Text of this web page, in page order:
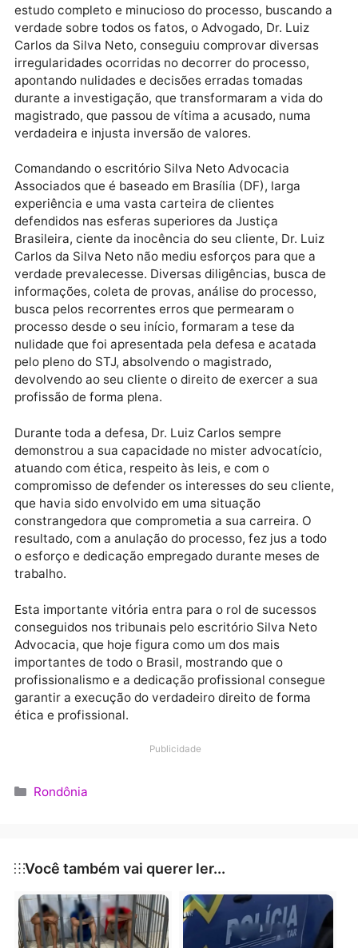
desfavor, bem como, a decisão que determinou seu
afastamento do cargo de magistrado.
Publicidade
Com uma atuação brilhante e decisiva, baseada no
estudo completo e minucioso do processo,
verdade sobre todos os fatos, o Advogado, Dr. Luiz
Carlos da Silva Neto, conseguiu comprovar diversas
irregularidades ocorridas no decorrer do processo,
apontando nulidades e decisões erradas tomadas
durante a investigação, que transformaram a vida do
magistrado, que passou de vítima a acusado, numa
verdadeira e injusta inversão de valores.
Comandando o escritório Silva Neto Advocacia
Associados que é baseado em Brasília (DF), larga
experiência e uma vasta carteira de clientes
defendidos nas esferas superiores da Justiça
Brasileira, ciente da inocência do seu cliente, Dr.
verdade prevalecesse. Diversas diligências, busca
informações, coleta de provas, análise do processo,
busca pelos recorrentes erros que permearam o
processo desde o seu início, formaram a tese da
nulidade que foi apresentada pela defesa e acatada
pelo pleno do STJ, absolvendo o magistrado,
devolvendo ao seu cliente o direito de exercer a sua
profissão de forma plena.
Durante toda a defesa, Dr. Luiz Carlos sempre
demonstrou a sua capacidade no mister advocatício,
atuando com ética, respeito às leis, e com o
compromisso de defender os interesses do seu
que havia sido envolvido em uma situação
constrangedora que comprometia a sua carreira. O
o esforço e dedicação empregado durante meses de
importantes de todo o Brasil, mostrando que o
garantir a execução do verdadeiro direito de forma
ética e profissional.